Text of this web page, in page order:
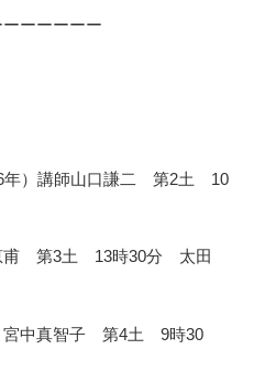
ーーーーー
年）講師山口謙二 第2土 10
甫 第3土 13時30分 太田
中真智子 第4土 9時30